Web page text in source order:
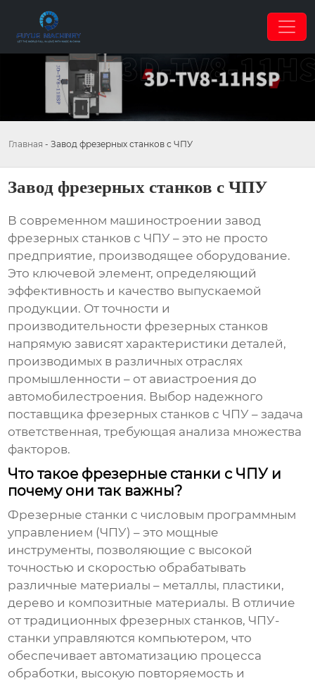
Главная - Завод фрезерных станков с ЧПУ
Завод фрезерных станков с ЧПУ
В современном машиностроениизавод
фрезерных станков с ЧПУ – это не просто
предприятие, производящее оборудование.
Это ключевой элемент, определяющий
эффективность и качество выпускаемой
продукции. От точности и
производительности фрезерных станков
напрямую зависят характеристики деталей,
производимых в различных отраслях
промышленности – от авиастроения до
автомобилестроения. Выбор надежного
поставщика фрезерных станков с ЧПУ – задача
ответственная, требующая анализа множества
факторов.
Что такое фрезерные станки с ЧПУ и
почему они так важны?
Фрезерные станки с числовым программным
управлением (ЧПУ) – это мощные
инструменты, позволяющие с высокой
точностью и скоростью обрабатывать
различные материалы – металлы, пластики,
дерево и композитные материалы. В отличие
от традиционных фрезерных станков, ЧПУ-
станки управляются компьютером, что
обеспечивает автоматизацию процесса
обработки, высокую повторяемость и